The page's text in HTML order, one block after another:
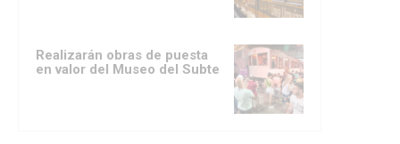
Realizarán obras de puesta
en valor del Museo del Subte